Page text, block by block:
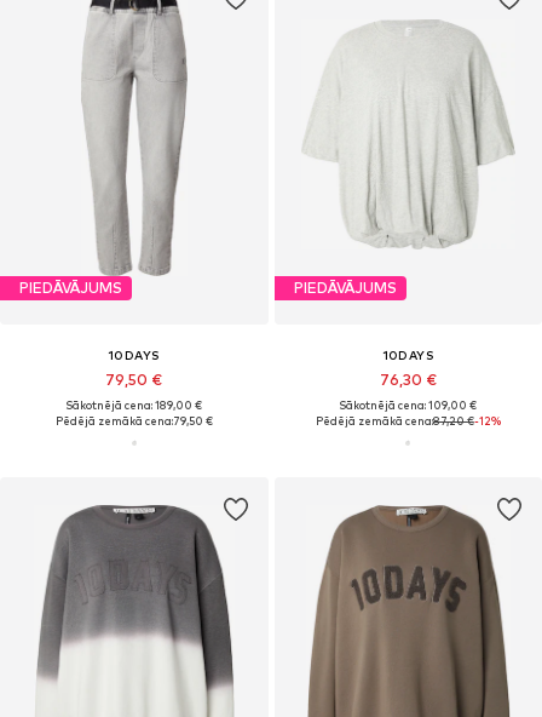
PIEDĀVĀJUMS
10DAYS
79,50 €
Sākotnējā cena: 189,00 €
Pēdējā zemākā cena:79,50 €
PIEDĀVĀJUMS
10DAYS
76,30 €
Sākotnējā cena: 109,00 €
Pēdējā zemākā cena:87,20 €-12%